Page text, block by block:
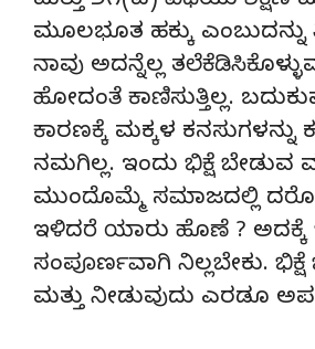
ಮೂಲಭೂತ ಹಕ್ಕು ಎಂಬುದನ್ನು
ನಾವು ಅದನ್ನೆಲ್ಲ
ಹೋದಂತೆ ಕಾಣಿಸುತ್ತಿಲ್ಲ.
ಕಾರಣಕ್ಕೆ ಮಕ್ಕಳ ಕನಸುಗಳನ್ನು
ನಮಗಿಲ್ಲ. ಇಂದು ಭಿಕ್ಷೆ ಬೇಡುವ
ಮುಂದೊಮ್ಮೆ ಸಮಾಜದಲ್ಲಿ
ಇಳಿದರೆ ಯಾರು ಹೊಣೆ ? ಅದಕ್ಕೆ
ಸಂಪೂರ್ಣವಾಗಿ ನಿಲ್ಲಬೇಕು. ಭಿಕ್ಷೆ
ಮತ್ತು ನೀಡುವುದು ಎರಡೂ